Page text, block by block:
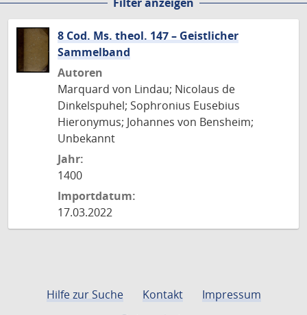
8 Cod. Ms. theol. 147 – Geistlicher
Sammelband
Autoren
Marquard von Lindau; Nicolaus de
Dinkelspuhel; Sophronius Eusebius
Hieronymus; Johannes von Bensheim;
Unbekannt
Jahr:
1400
Importdatum:
17.03.2022
Hilfe zur Suche Kontakt
Impressum